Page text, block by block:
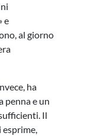
e
al giorno
ha
penna e un
Il
esprime,